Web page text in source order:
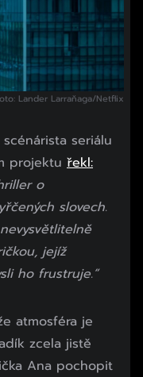
Lander Larraňaga/Netflix
seriálu
projektu řekl:
o
slovech.
jejíž
ho frustruje.“
atmosféra je
zcela jistě
Ana pochopit